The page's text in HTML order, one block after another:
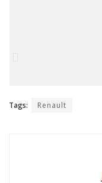
Tags: Renault